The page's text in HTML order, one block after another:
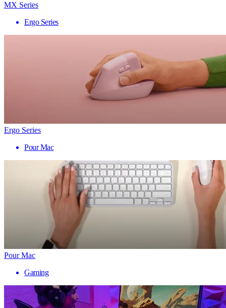
MX Series
Ergo Series
Ergo Series
Pour Mac
Pour Mac
Gaming